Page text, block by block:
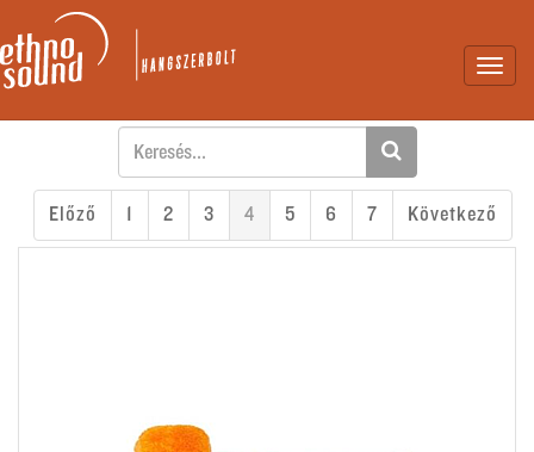
Előző 1 2 3 4 5 6 7 Következő